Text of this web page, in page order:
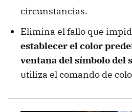
circunstancias.
Elimina el fallo que
establecer el color
ventana del símbolo del
utiliza el comando de